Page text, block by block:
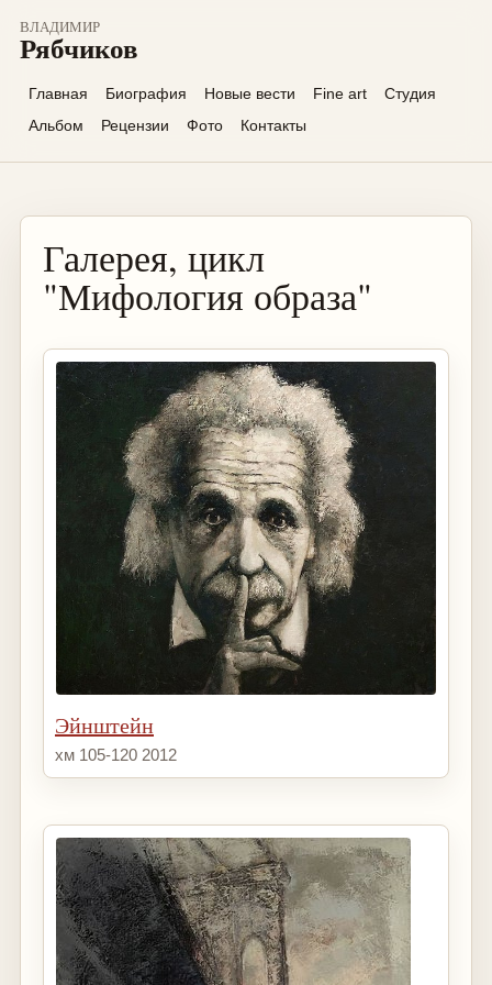
ВЛАДИМИР
Рябчиков
Главная Биография Новые вести Fine art
Студия
Альбом
Рецензии Фото Контакты
Галерея, цикл
"Мифология образа"
Эйнштейн
хм 105-120 2012